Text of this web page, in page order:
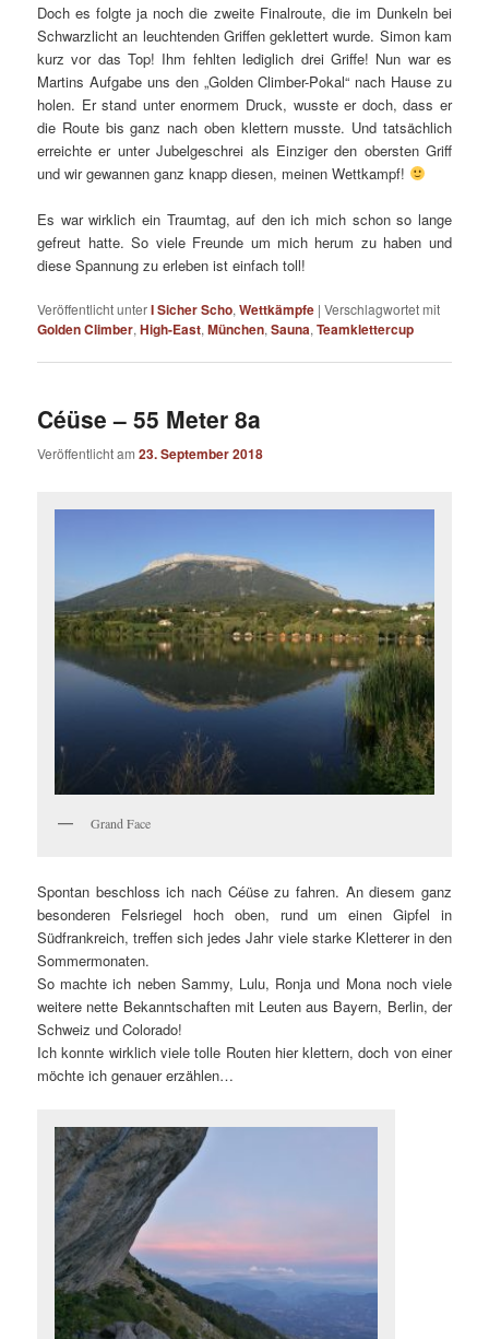
Doch es folgte ja noch die zweite Finalroute, die im Dunkeln bei
Schwarzlicht an leuchtenden Griffen geklettert wurde. Simon kam
kurz vor das Top! Ihm fehlten lediglich drei Griffe! Nun war es
Martins Aufgabe uns den „Golden Climber-Pokal“ nach Hause zu
holen. Er stand unter enormem Druck, wusste er doch, dass er
die Route bis ganz nach oben klettern musste. Und tatsächlich
erreichte er unter Jubelgeschrei als Einziger den obersten Griff
und wir gewannen ganz knapp diesen, meinen Wettkampf!
Es war wirklich ein Traumtag, auf den ich mich schon so lange
gefreut hatte. So viele Freunde um mich herum zu haben und
diese Spannung zu erleben ist einfach toll!
Veröffentlicht unterI Sicher Scho,Wettkämpfe |Verschlagwortet mit
Golden Climber,High-East,München,Sauna,Teamklettercup
Céüse – 55 Meter 8a
Veröffentlicht am23. September 2018
Grand Face
Spontan beschloss ich nach Céüse zu fahren. An diesem ganz
besonderen Felsriegel hoch oben, rund um einen Gipfel in
Südfrankreich, treffen sich jedes Jahr viele starke Kletterer in den
Sommermonaten.
So machte ich neben Sammy, Lulu, Ronja und Mona noch viele
weitere nette Bekanntschaften mit Leuten aus Bayern, Berlin, der
Schweiz und Colorado!
Ich konnte wirklich viele tolle Routen hier klettern, doch von einer
möchte ich genauer erzählen…